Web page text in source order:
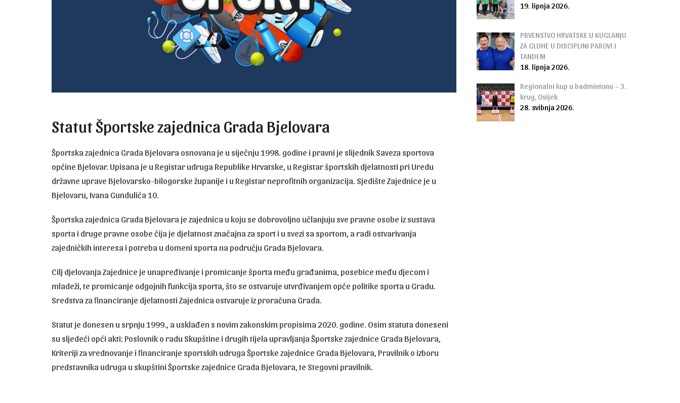
Statut Športske zajednica Grada Bjelovara
Športska zajednica Grada Bjelovara osnovana je u siječnju 1998. godine i pravni je slijednik Saveza sportova
općine Bjelovar. Upisana je u Registar udruga Republike Hrvatske, u Registar športskih djelatnosti pri Uredu
državne uprave Bjelovarsko-bilogorske županije i u Registar neprofitnih organizacija. Sjedište Zajednice je u
Bjelovaru, Ivana Gundulića 10.
Športska zajednica Grada Bjelovara je zajednica u koju se dobrovoljno učlanjuju sve pravne osobe iz sustava
sporta i druge pravne osobe čija je djelatnost značajna za sport i u svezi sa sportom, a radi ostvarivanja
zajedničkih interesa i potreba u domeni sporta na području Grada Bjelovara.
Cilj djelovanja Zajednice je unapređivanje i promicanje športa među građanima, posebice među djecom i
mladeži, te promicanje odgojnih funkcija sporta, što se ostvaruje utvrđivanjem opće politike sporta u Gradu.
Sredstva za financiranje djelatnosti Zajednica ostvaruje iz proračuna Grada.
Statut je donesen u srpnju 1999., a usklađen s novim zakonskim propisima 2020. godine. Osim statuta doneseni
su sljedeći opći akti: Poslovnik o radu Skupštine i drugih tijela upravljanja Športske zajednice Grada Bjelovara,
Kriteriji za vrednovanje i financiranje sportskih udruga Športske zajednice Grada Bjelovara, Pravilnik o izboru
predstavnika udruga u skupštini Športske zajednice Grada Bjelovara, te Stegovni pravilnik.
19. lipnja 2026.
PRVENSTVO HRVATSKE U KUGLANJU
ZA GLUHE U DISCIPLINI PAROVI I
TANDEM
18. lipnja 2026.
Regionalni kup u badmintonu – 3.
krug, Osijek
28. svibnja 2026.